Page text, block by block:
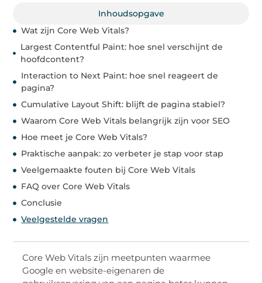
Inhoudsopgave
Wat zijn Core Web Vitals?
Largest Contentful Paint: hoe snel verschijnt de
hoofdcontent?
Interaction to Next Paint: hoe snel reageert de
pagina?
Cumulative Layout Shift: blijft de pagina stabiel?
Waarom Core Web Vitals belangrijk zijn voor SEO
Hoe meet je Core Web Vitals?
Praktische aanpak: zo verbeter je stap voor stap
Veelgemaakte fouten bij Core Web Vitals
FAQ over Core Web Vitals
Conclusie
Veelgestelde vragen
Core Web Vitals zijn meetpunten waarmee
Google en website-eigenaren de